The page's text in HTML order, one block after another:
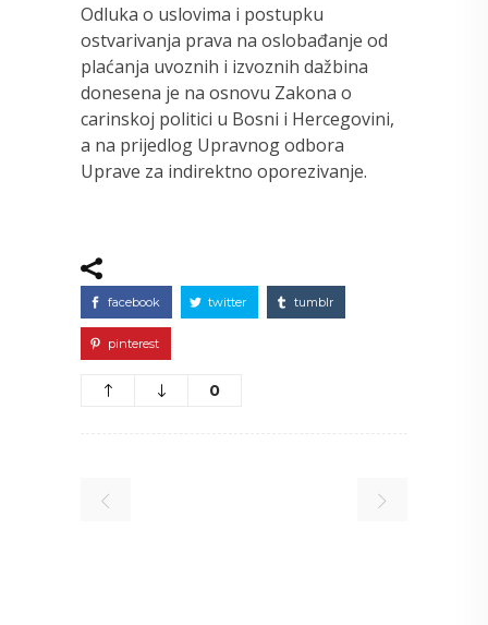
Odluka o uslovima i postupku
ostvarivanja prava na oslobađanje od
plaćanja uvoznih i izvoznih dažbina
donesena je na osnovu Zakona o
carinskoj politici u Bosni i Hercegovini,
a na prijedlog Upravnog odbora
Uprave za indirektno oporezivanje.
facebook twitter tumblr
pinterest
0